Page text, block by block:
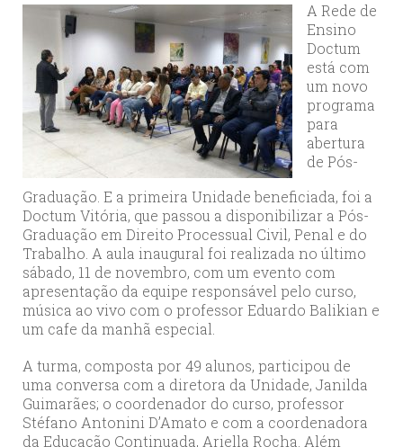
A Rede de
Ensino
Doctum
está com
um novo
programa
para
abertura
de Pós-
Graduação. E a primeira Unidade beneficiada, foi a
Doctum Vitória, que passou a disponibilizar a Pós-
Graduação em Direito Processual Civil, Penal e do
Trabalho. A aula inaugural foi realizada no último
sábado, 11 de novembro, com um evento com
apresentação da equipe responsável pelo curso,
música ao vivo com o professor Eduardo Balikian e
um cafe da manhã especial.
A turma, composta por 49 alunos, participou de
uma conversa com a diretora da Unidade, Janilda
Guimarães; o coordenador do curso, professor
Stéfano Antonini D’Amato e com a coordenadora
da Educação Continuada, Ariella Rocha. Além